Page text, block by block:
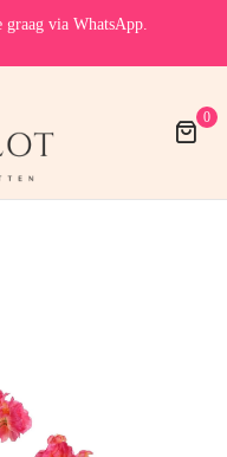
graag via WhatsApp.
0